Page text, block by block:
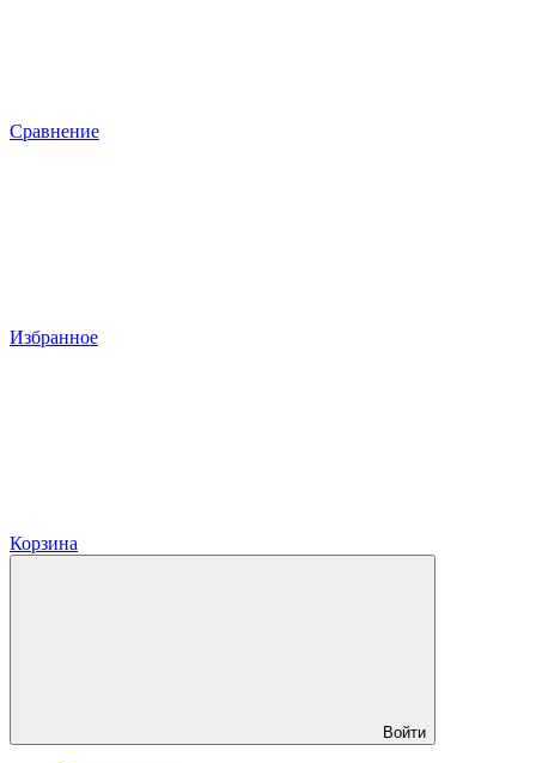
Сравнение
Избранное
Корзина
Войти